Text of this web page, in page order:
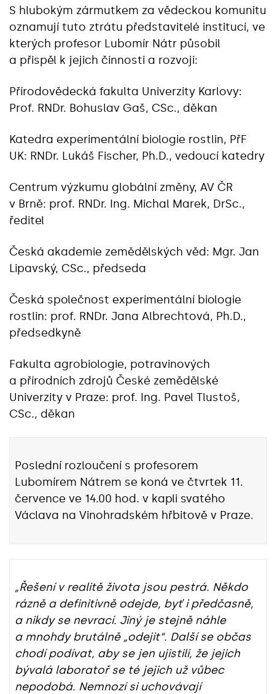
S hlubokým zármutkem za vědeckou komunitu
oznamují tuto ztrátu představitelé institucí, ve
kterých profesor Lubomír Nátr působil
a přispěl k jejich činnosti a rozvoji:
Přírodovědecká fakulta Univerzity Karlovy:
Prof. RNDr. Bohuslav Gaš, CSc., děkan
Katedra experimentální biologie rostlin, PřF
UK: RNDr. Lukáš Fischer, Ph.D., vedoucí katedry
Centrum výzkumu globální změny, AV ČR
v Brně: prof. RNDr. Ing. Michal Marek, DrSc.,
ředitel
Česká akademie zemědělských věd: Mgr. Jan
Lipavský, CSc., předseda
Česká společnost experimentální biologie
rostlin: prof. RNDr. Jana Albrechtová, Ph.D.,
předsedkyně
Fakulta agrobiologie, potravinových
a přírodních zdrojů České zemědělské
Univerzity v Praze: prof. Ing. Pavel Tlustoš,
CSc., děkan
Poslední rozloučení s profesorem
Lubomírem Nátrem se koná ve čtvrtek 11.
července ve 14.00 hod. v kapli svatého
Václava na Vinohradském hřbitově v Praze.
„Řešení v realitě života jsou pestrá. Někdo
rázně a definitivně odejde, byť i předčasně,
a nikdy se nevrací. Jiný je stejně náhle
a mnohdy brutálně „odejit“. Další se občas
chodí podívat, aby se jen ujistili, že jejich
bývalá laboratoř se té jejich už vůbec
nepodobá. Nemnozí si uchovávají